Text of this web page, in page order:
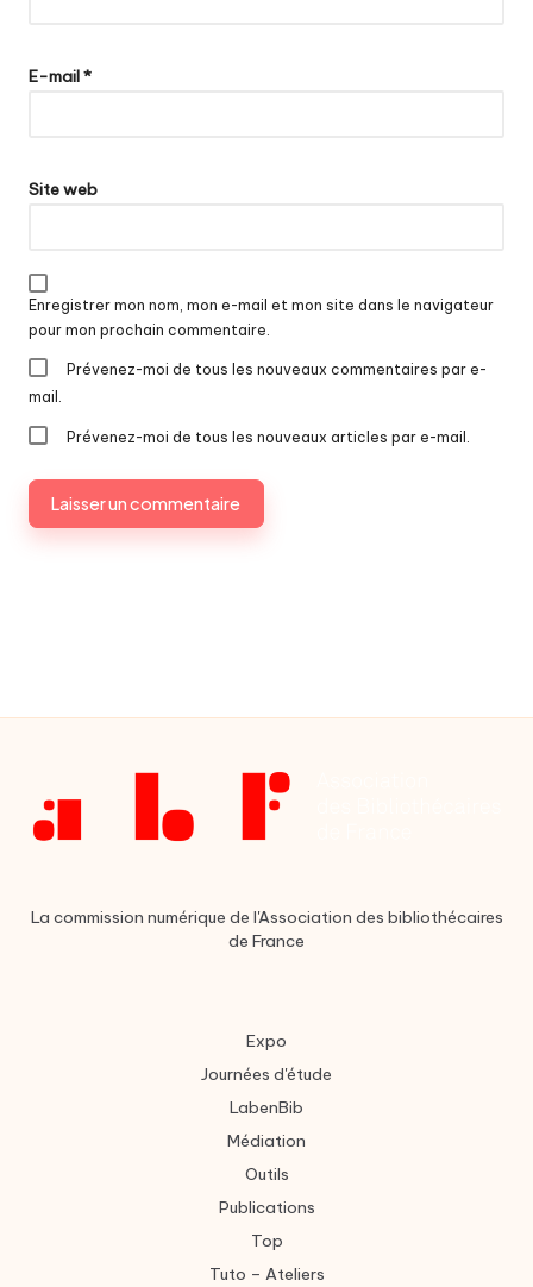
E-mail*
Site web
Enregistrer mon nom, mon e-mail et mon site dans le navigateur
pour mon prochain commentaire.
Prévenez-moi de tous les nouveaux commentaires par e-
mail.
Prévenez-moi de tous les nouveaux articles par e-mail.
La commission numérique de l'Association des bibliothécaires
de France
Expo
Journées d'étude
LabenBib
Médiation
Outils
Publications
Top
Tuto – Ateliers